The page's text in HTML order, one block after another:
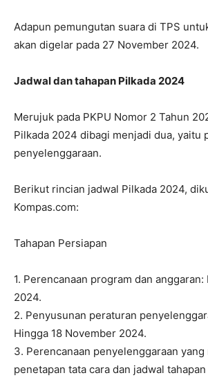
Adapun pemungutan suara di TPS
akan digelar pada 27 November 2024.
Jadwal dan tahapan Pilkada 2024
Merujuk pada PKPU Nomor 2 Tahun
Pilkada 2024 dibagi menjadi dua, yaitu
penyelenggaraan.
Berikut rincian jadwal Pilkada 2024,
Kompas.com:
Tahapan Persiapan
1. Perencanaan program dan
2024.
2. Penyusunan peraturan
Hingga 18 November 2024.
3. Perencanaan penyelenggaraan
penetapan tata cara dan jadwal